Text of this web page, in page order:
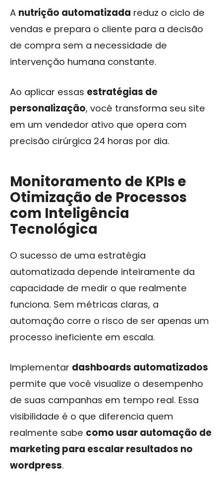
A nutrição automatizada reduz o ciclo de
vendas e prepara o cliente para a decisão
de compra sem a necessidade de
intervenção humana constante.
Ao aplicar essas estratégias de
personalização, você transforma seu site
em um vendedor ativo que opera com
precisão cirúrgica 24 horas por dia.
Monitoramento de KPIs e
Otimização de Processos
com Inteligência
Tecnológica
O sucesso de uma estratégia
automatizada depende inteiramente da
capacidade de medir o que realmente
funciona. Sem métricas claras, a
automação corre o risco de ser apenas um
processo ineficiente em escala.
Implementar dashboards automatizados
permite que você visualize o desempenho
de suas campanhas em tempo real. Essa
visibilidade é o que diferencia quem
realmente sabe como usar automação de
marketing para escalar resultados no
wordpress.